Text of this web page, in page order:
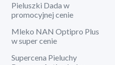
Pieluszki Dada w
promocyjnej cenie
Mleko NAN Optipro Plus
w super cenie
Supercena Pieluchy